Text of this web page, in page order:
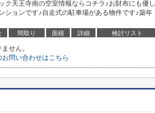
ク天王寺南の空室情報ならコチラ♪お財布にも優し
ションです♪自走式の駐車場がある物件です♪築年
間取り 面積 詳細 検討リスト
せん。
問い合わせはこちら